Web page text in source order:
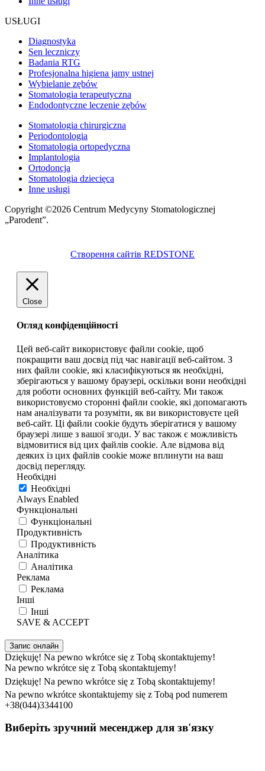
USŁUGI
Diagnostyka
Sen leczniczy
Badania RTG
Profesjonalna higiena jamy ustnej
Wybielanie zębów
Stomatologia terapeutyczna
Endodontyczne leczenie zębów
Stomatologia chirurgiczna
Periodontologia
Stomatologia ortopedyczna
Implantologia
Ortodoncja
Stomatologia dziecięca
Inne usługi
Copyright ©2026 Centrum Medycyny Stomatologicznej
„Parodent”.
Створення сайтів REDSTONE
Close
Огляд конфіденційності
Цей веб-сайт використовує файли cookie, щоб
покращити ваш досвід під час навігації веб-сайтом. З
них файли cookie, які класифікуються як необхідні,
зберігаються у вашому браузері, оскільки вони необхідні
для роботи основних функцій веб-сайту. Ми також
використовуємо сторонні файли cookie, які допомагають
нам аналізувати та розуміти, як ви використовуєте цей
веб-сайт. Ці файли cookie будуть зберігатися у вашому
браузері лише з вашої згоди. У вас також є можливість
відмовитися від цих файлів cookie. Але відмова від
деяких із цих файлів cookie може вплинути на ваш
досвід перегляду.
Необхідні
Необхідні
Always Enabled
Функціональні
Функціональні
Продуктивність
Продуктивність
Аналітика
Аналітика
Реклама
Реклама
Інші
Інші
SAVE & ACCEPT
Запис онлайн
Dziękuję! Na pewno wkrótce się z Tobą skontaktujemy!
Na pewno wkrótce się z Tobą skontaktujemy!
Dziękuję! Na pewno wkrótce się z Tobą skontaktujemy!
Na pewno wkrótce skontaktujemy się z Tobą pod numerem
+38(044)3344100
Виберіть зручний месенджер для зв'язку